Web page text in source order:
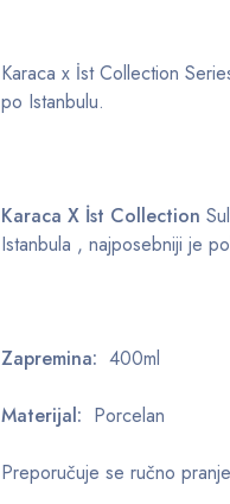
Karaca x İst Collection
po Istanbulu.
Karaca X İst Collection
Istanbula , najposebniji je
Zapremina: 400ml
Materijal: Porcelan
Preporučuje se ručno